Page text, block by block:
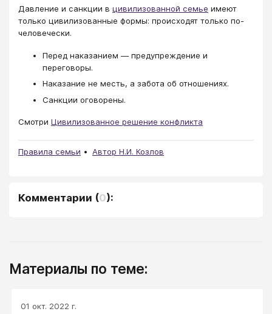
Давление и санкции в цивилизованной семье имеют
только цивилизованные формы: происходят только по-
человечески.
Перед наказанием — предупреждение и
переговоры.
Наказание не месть, а забота об отношениях.
Санкции оговорены.
Смотри Цивилизованное решение конфликта
Правила семьи Автор Н.И. Козлов
Комментарии (0):
Материалы по теме:
01 окт. 2022 г.